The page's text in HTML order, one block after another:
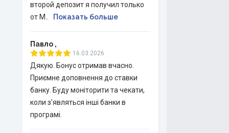
второй депозит я получил только
от М..
Показать больше
Павло ,
16.03.2026
Дякую. Бонус отримав вчасно.
Приємне доповнення до ставки
банку. Буду моніторити та чекати,
коли з'являться інші банки в
програмі.